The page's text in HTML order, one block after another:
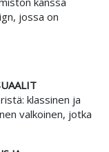
jossa on
klassinen ja
valkoinen, jotka